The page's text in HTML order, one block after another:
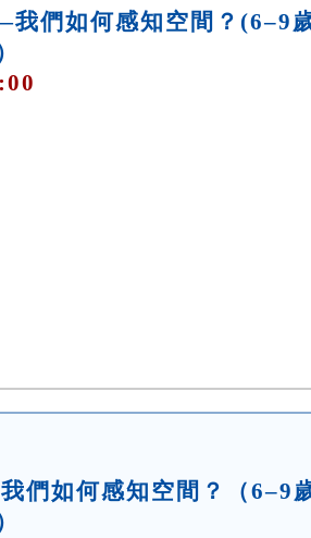
們如何感知空間？(6–9
們如何感知空間？（6–9